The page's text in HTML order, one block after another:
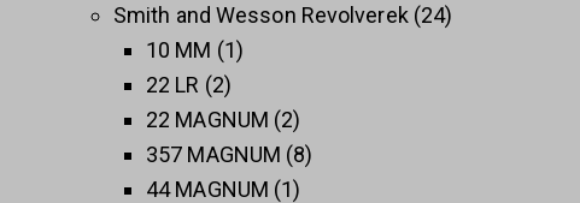
Smith and Wesson Revolverek 24
10 MM 1
22 LR 2
22 MAGNUM 2
357 MAGNUM 8
44 MAGNUM 1